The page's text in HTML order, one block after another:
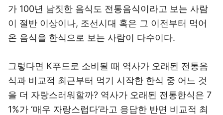
가 100년 남짓한 음식도 전통음식이라고 보는 사람
이 절반 이상이나, 조선시대 혹은 그 이전부터 먹어
온 음식을 한식으로 보는 사람이 다수이다.
그렇다면 K푸드로 소비될 때 역사가 오래된 전통음
식과 비교적 최근부터 먹기 시작한 한식 중 어느 것
을 더 자랑스러워할까? 역사가 오래된 전통한식은 7
1%가 ‘매우 자랑스럽다’라고 응답한 반면 비교적 최